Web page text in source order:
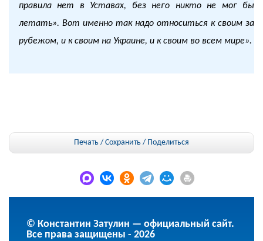
правила нет в Уставах, без него никто не мог бы
летать». Вот именно так надо относиться к своим за
рубежом, и к своим на Украине, и к своим во всем мире».
Печать / Сохранить / Поделиться
© Константин Затулин — официальный сайт.
Все права защищены - 2026